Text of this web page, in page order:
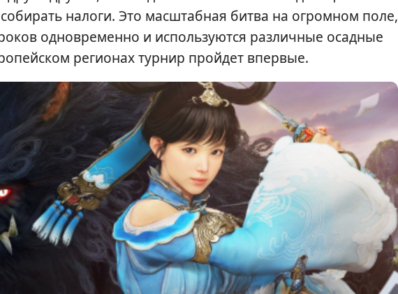
налоги. Это масштабная битва на огромном поле,
одновременно и используются различные осадные
регионах турнир пройдет впервые.